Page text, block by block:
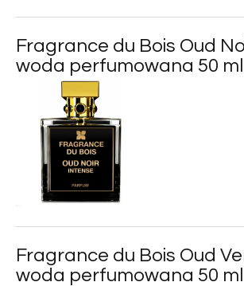
Fragrance du Bois Oud
woda perfumowana 50 ml
Fragrance du Bois Oud
woda perfumowana 50 ml